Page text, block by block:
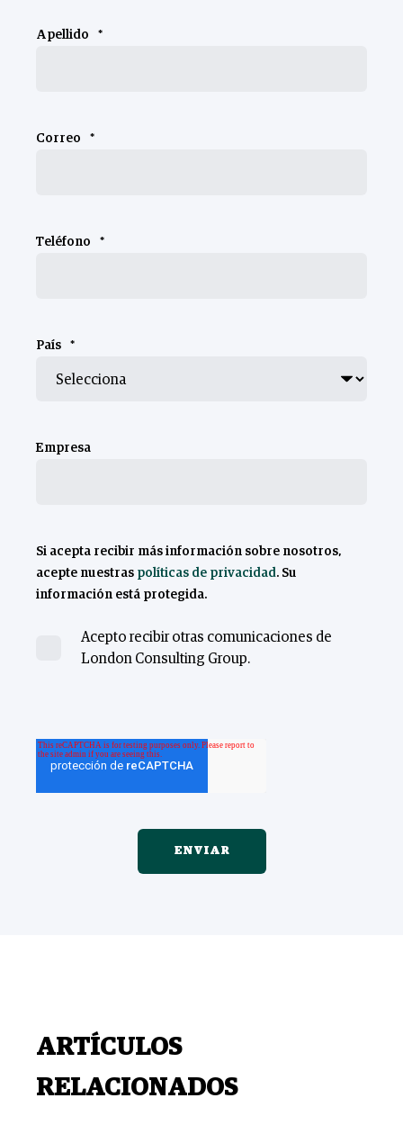
Apellido *
Correo *
Teléfono *
País *
Empresa
Si acepta recibir más información sobre nosotros,
acepte nuestras políticas de privacidad. Su
información está protegida.
Acepto recibir otras comunicaciones de
London Consulting Group.
ARTÍCULOS
RELACIONADOS